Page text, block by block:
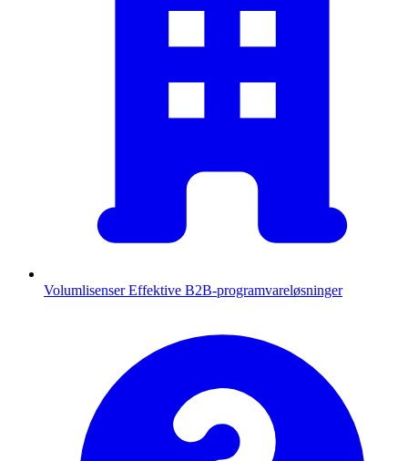
Volumlisenser Effektive B2B-programvareløsninger